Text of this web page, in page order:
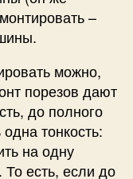
–
можно,
порезов дают
до полного
тонкость:
на одну
То есть, если до